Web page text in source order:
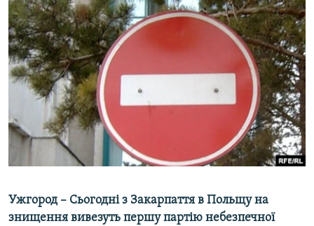
УКРАЇНА
СВІТ
СХЕМИ
КИТАЙ.ВИКЛИКИ
МУЛЬТИМЕДІА
ФОТО
СПЕЦПРОЄКТИ
ПОДКАСТИ
УКР
Ужгород – Сьогодні з Закарпаття в Польщу на
знищення вивезуть першу партію небезпечної